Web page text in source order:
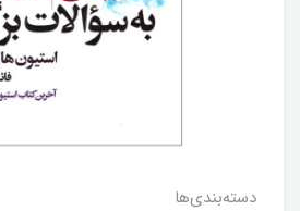
دسته‌بندی‌ها